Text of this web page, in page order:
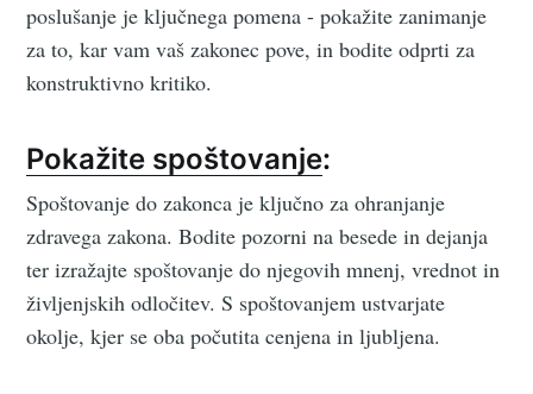
poslušanje je ključnega pomena - pokažite zanimanje
za to, kar vam vaš zakonec pove, in bodite odprti za
konstruktivno kritiko.
Pokažite spoštovanje:
Spoštovanje do zakonca je ključno za ohranjanje
zdravega zakona. Bodite pozorni na besede in dejanja
ter izražajte spoštovanje do njegovih mnenj, vrednot in
življenjskih odločitev. S spoštovanjem ustvarjate
okolje, kjer se oba počutita cenjena in ljubljena.